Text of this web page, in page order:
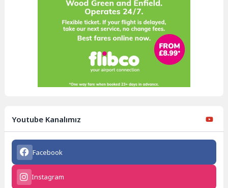
Youtube Kanalımız
Facebook
Instagram